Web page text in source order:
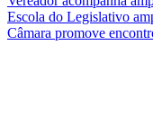
Escola do Legislativo
Câmara promove